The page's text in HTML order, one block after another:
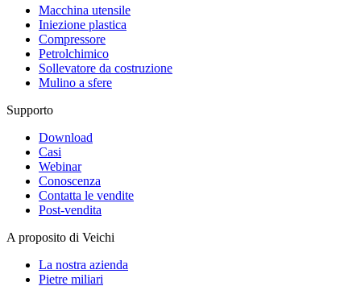
Macchina utensile
Iniezione plastica
Compressore
Petrolchimico
Sollevatore da costruzione
Mulino a sfere
Supporto
Download
Casi
Webinar
Conoscenza
Contatta le vendite
Post-vendita
A proposito di Veichi
La nostra azienda
Pietre miliari